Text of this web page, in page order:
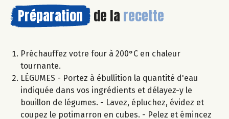
Préparation de la recette
Préchauffez votre four à 200°C en chaleur
tournante.
LÉGUMES - Portez à ébullition la quantité d'eau
indiquée dans vos ingrédients et délayez-y le
bouillon de légumes. - Lavez, épluchez, évidez et
coupez le potimarron en cubes. - Pelez et émincez